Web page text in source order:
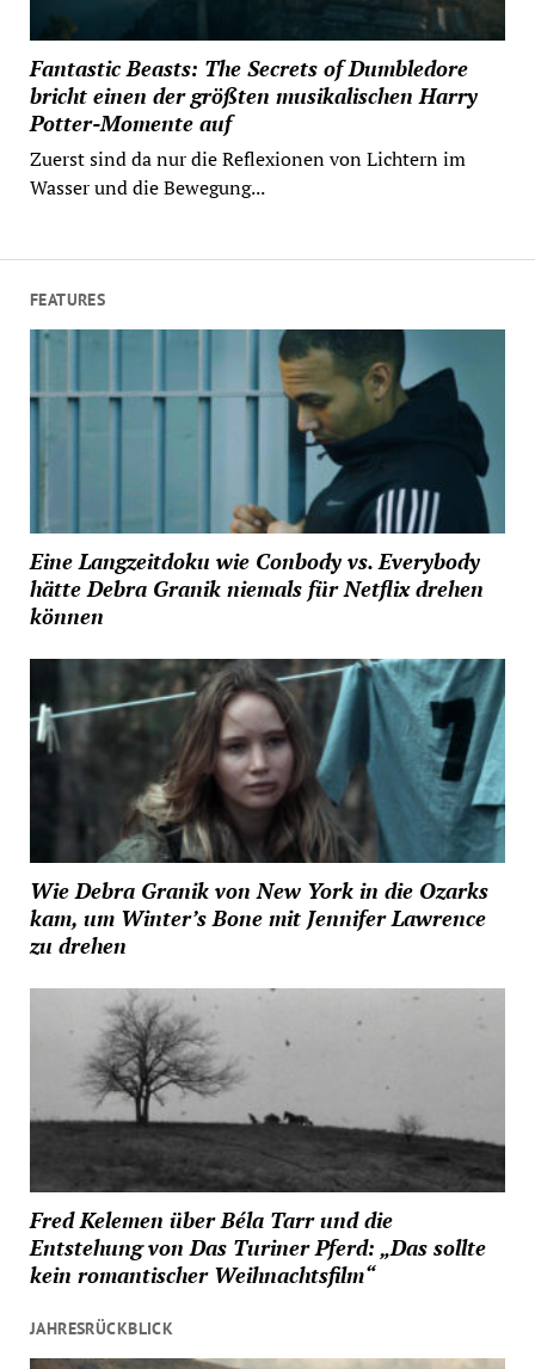
Fantastic Beasts: The Secrets of Dumbledore
bricht einen der größten musikalischen Harry
Potter-Momente auf
Zuerst sind da nur die Reflexionen von Lichtern im
Wasser und die Bewegung...
FEATURES
Eine Langzeitdoku wie Conbody vs. Everybody
hätte Debra Granik niemals für Netflix drehen
können
Wie Debra Granik von New York in die Ozarks
kam, um Winter’s Bone mit Jennifer Lawrence
zu drehen
Fred Kelemen über Béla Tarr und die
Entstehung von Das Turiner Pferd: „Das sollte
kein romantischer Weihnachtsfilm“
JAHRESRÜCKBLICK